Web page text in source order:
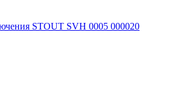
STOUT SVH 0005 000020